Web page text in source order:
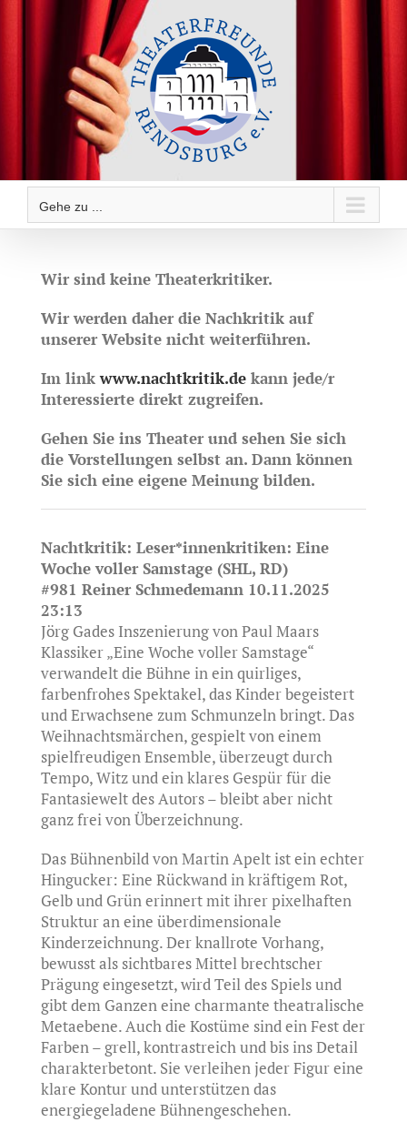
Gehe zu ...
Wir sind keine Theaterkritiker.
Wir werden daher die Nachkritik auf
unserer Website nicht weiterführen.
Im linkwww.nachtkritik.dekann jede/r
Interessierte direkt zugreifen.
Gehen Sie ins Theater und sehen Sie sich
die Vorstellungen selbst an. Dann können
Sie sich eine eigene Meinung bilden.
Nachtkritik: Leser*innenkritiken: Eine
Woche voller Samstage (SHL, RD)
#981 Reiner Schmedemann 10.11.2025
23:13
Jörg Gades Inszenierung von Paul Maars
Klassiker „Eine Woche voller Samstage“
verwandelt die Bühne in ein quirliges,
farbenfrohes Spektakel, das Kinder begeistert
und Erwachsene zum Schmunzeln bringt. Das
Weihnachtsmärchen, gespielt von einem
spielfreudigen Ensemble, überzeugt durch
Tempo, Witz und ein klares Gespür für die
Fantasiewelt des Autors – bleibt aber nicht
ganz frei von Überzeichnung.
Das Bühnenbild von Martin Apelt ist ein echter
Hingucker: Eine Rückwand in kräftigem Rot,
Gelb und Grün erinnert mit ihrer pixelhaften
Struktur an eine überdimensionale
Kinderzeichnung. Der knallrote Vorhang,
bewusst als sichtbares Mittel brechtscher
Prägung eingesetzt, wird Teil des Spiels und
gibt dem Ganzen eine charmante theatralische
Metaebene. Auch die Kostüme sind ein Fest der
Farben – grell, kontrastreich und bis ins Detail
charakterbetont. Sie verleihen jeder Figur eine
klare Kontur und unterstützen das
energiegeladene Bühnengeschehen.